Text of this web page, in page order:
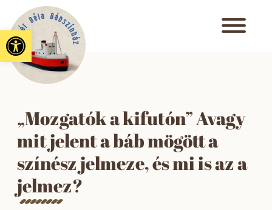
Eszköztár megnyitása
„Mozgatók a kifutón” Avagy
mit jelent a báb mögött a
színész jelmeze, és mi is az a
jelmez?